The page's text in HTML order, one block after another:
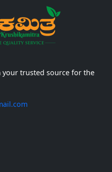
your trusted source for the